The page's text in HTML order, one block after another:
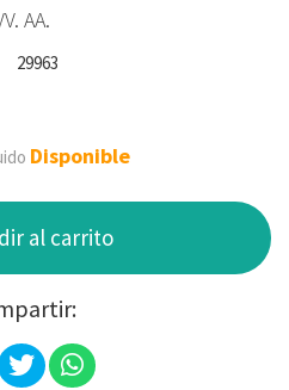
AA.
29963
Disponible
al carrito